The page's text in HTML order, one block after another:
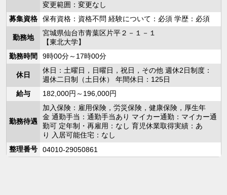
変更範囲：変更なし
募集資格
保有資格：資格不問 経験について：必須 学歴：必須
勤務地
宮城県仙台市青葉区片平２－１－１
【東北大学】
勤務時間
9時00分～17時00分
休日
休日：土曜日，日曜日，祝日，その他 週休2日制度：
週休二日制（土日休） 年間休日：125日
給与
182,000円～196,000円
勤務待遇
加入保険：雇用保険，労災保険，健康保険，厚生年
金 通勤手当：通勤手当あり マイカー通勤：マイカー通
勤可 定年制・再雇用：なし 育児休業取得実績：あ
り 入居可能住宅：なし
整理番号
04010-29050861